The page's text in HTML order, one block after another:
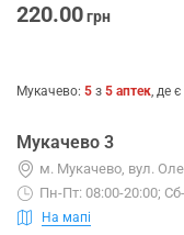
220.00грн
Мукачево: 5 з 5 аптек, де є
Мукачево 3
м. Мукачево, вул.
Пн-Пт: 08:00-20:00;
На мапі